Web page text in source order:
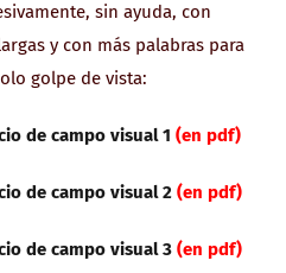
sin ayuda, con
y con más palabras para
golpe de vista:
de campo visual 1 (en pdf)
de campo visual 2(en pdf)
de campo visual 3(en pdf)